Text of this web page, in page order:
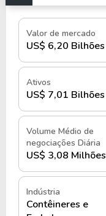
Valor de mercado
US$ 6,20 Bilhões
Ativos
US$ 7,01 Bilhões
Volume Médio de
negociações Diária
US$ 3,08 Milhões
Indústria
Contêineres e